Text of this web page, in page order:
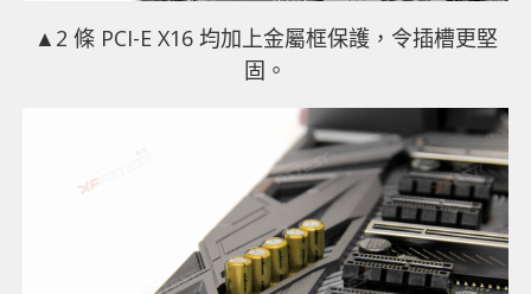
▲2 條 PCI-E X16 均加上金屬框保護，令插槽更堅
固。